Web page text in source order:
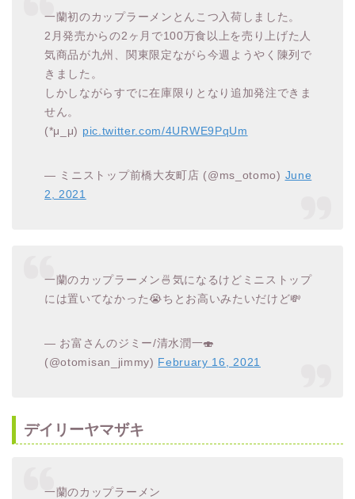
一蘭初のカップラーメンとんこつ入荷しました。
2月発売からの2ヶ月で100万食以上を売り上げた人
気商品が九州、関東限定ながら今週ようやく陳列で
きました。
しかしながらすでに在庫限りとなり追加発注できま
せん。
(*μ_μ) pic.twitter.com/4URWE9PqUm
— ミニストップ前橋大友町店 (@ms_otomo) June
2, 2021
一蘭のカップラーメン🍜気になるけどミニストップ
には置いてなかった😭ちとお高いみたいだけど💸
— お富さんのジミー/清水潤一🍣
(@otomisan_jimmy) February 16, 2021
デイリーヤマザキ
一蘭のカップラーメン